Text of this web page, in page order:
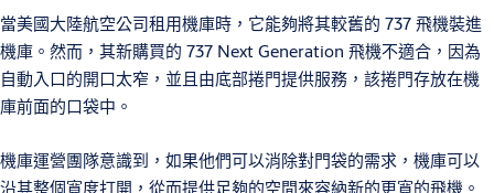
當美國大陸航空公司租用機庫時，它能夠將其較舊的 737 飛機裝進
機庫。然而，其新購買的 737 Next Generation 飛機不適合，因為
自動入口的開口太窄，並且由底部捲門提供服務，該捲門存放在機
庫前面的口袋中。
機庫運營團隊意識到，如果他們可以消除對門袋的需求，機庫可以
沿其整個寬度打開，從而提供足夠的空間來容納新的更寬的飛機。